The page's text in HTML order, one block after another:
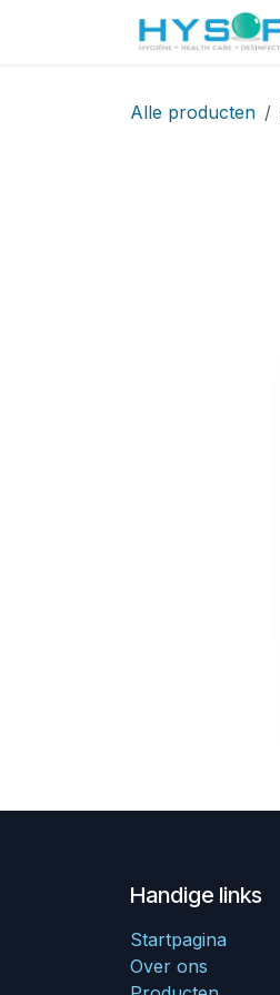
Alle producten
Handige links
Startpagina
Over ons